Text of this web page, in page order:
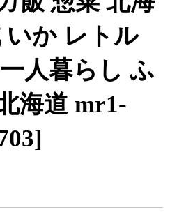
いか レトル
人暮らし ふ
海道 mr1-